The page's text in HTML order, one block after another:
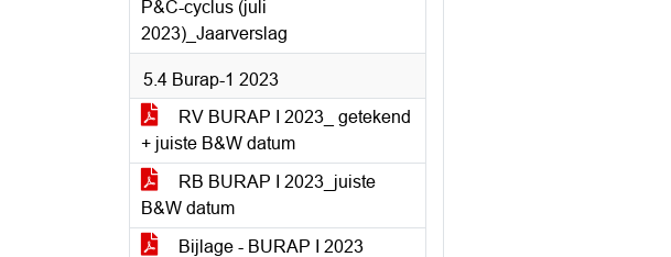
P&C-cyclus (juli
2023)_Jaarverslag
5.4 Burap-1 2023
RV BURAP I 2023_ getekend
+ juiste B&W datum
RB BURAP I 2023_juiste
B&W datum
Bijlage - BURAP I 2023